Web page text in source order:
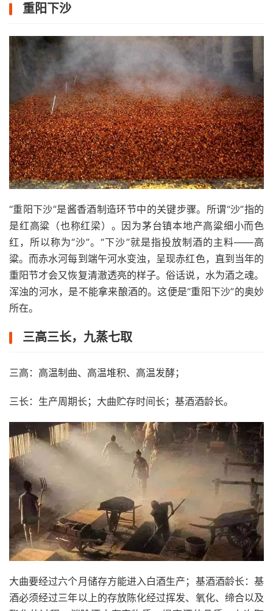
重阳下沙
“重阳下沙”是酱香酒制造环节中的关键步骤。所谓“沙”指的
是红高粱（也称红梁）。因为茅台镇本地产高粱细小而色
红，所以称为“沙”。“下沙”就是指投放制酒的主料——高
粱。而赤水河每到端午河水变浊，呈现赤红色，直到当年的
重阳节才会又恢复清澈透亮的样子。俗话说，水为酒之魂。
浑浊的河水，是不能拿来酿酒的。这便是“重阳下沙”的奥妙
所在。
三高三长，九蒸七取
三高：高温制曲、高温堆积、高温发酵；
三长：生产周期长；大曲贮存时间长；基酒酒龄长。
大曲要经过六个月储存方能进入白酒生产；基酒酒龄长：基
酒必须经过三年以上的存放陈化经过挥发、氧化、缔合以及